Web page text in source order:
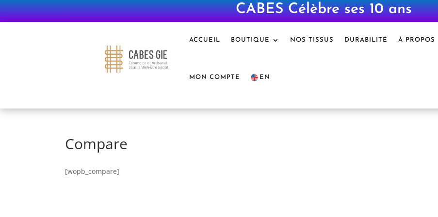
CABES Célèbre ses 10 ans|
ACCUEIL BOUTIQUE NOS TISSUS DURABILITÉ À PROPOS
MON COMPTE EN
Compare
[wopb_compare]